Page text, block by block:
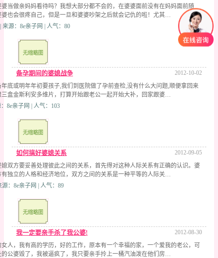
当做亲妈妈看待吗？我想大部分都不会的，在婆婆面前没有在妈妈面前随
也会很疼自己，但是一旦和婆婆吵架之后就会记仇的啦！尤其…
来源：8e亲子网 | 人气：80
2012-10-02
备孕期间的婆媳战争
底或明年年初要孩子,我们到医院做了孕前查检,没有什么大问题,顺便拿回来
盒金斯利安多维片，打算开始跟老公一起开始大补，回家跟婆…
8e亲子网 | 人气：103
2012-09-05
如何搞好婆媳关系
双方要妥善处理彼此之间的关系，首先得对这种人际关系有正确的认识。婆
独立的人格和经济地位，双方之间的关系是一种平等的人际关…
源：8e亲子网 | 人气：89
2012-08-30
我一定要亲手杀了我公婆!
人，我有高的学历，好的工作，原本有一个幸福的家，一个爱我的老公，可
公婆毁了，我被逼疯了，我只要亲手拎上一桶汽油泼在他们房…